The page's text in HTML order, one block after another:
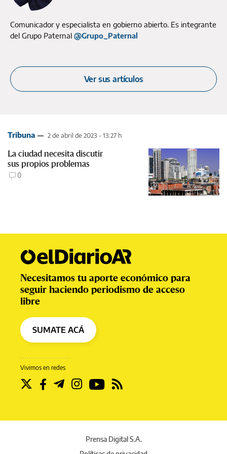
Comunicador y especialista en gobierno abierto. Es integrante
del Grupo Paternal @Grupo_Paternal
Ver sus artículos
Tribuna 2 de abril de 2023 - 13:27 h
La ciudad necesita discutir
sus propios problemas
0
Vivimos en redes
Necesitamos tu aporte económico para
seguir haciendo periodismo de acceso
libre
SUMATE ACÁ
Prensa Digital S.A.